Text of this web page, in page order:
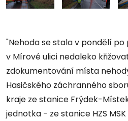
"Nehoda se stala v pondělí
v Mírové ulici nedaleko
zdokumentování místa
Hasičského záchranného
kraje ze stanice Frýdek-
jednotka - ze stanice HZS